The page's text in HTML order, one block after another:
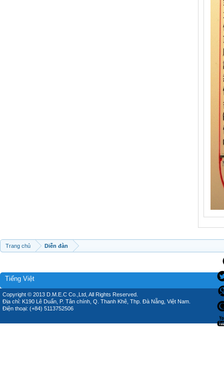
Trang chủ Diễn đàn
Tiếng Việt
Copyright © 2013 D.M.E.C Co.,Ltd, All Rights Reserved.
Địa chỉ: K190 Lê Duẩn, P. Tân chính, Q. Thanh Khê, Thp. Đà Nẵng, Việt Nam.
Điện thoại: (+84) 5113752506